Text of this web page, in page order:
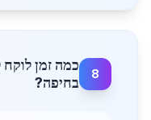
8
כמה זמן
בחיפה?